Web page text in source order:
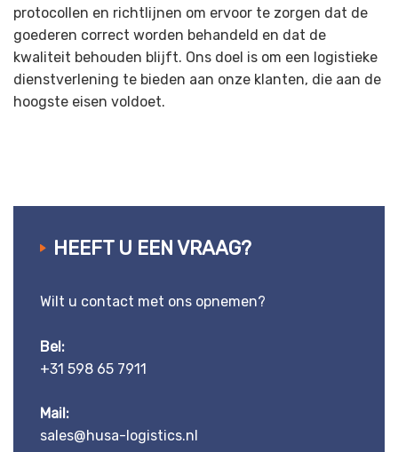
protocollen en richtlijnen om ervoor te zorgen dat de
goederen correct worden behandeld en dat de
kwaliteit behouden blijft. Ons doel is om een logistieke
dienstverlening te bieden aan onze klanten, die aan de
hoogste eisen voldoet.
HEEFT U EEN VRAAG?
Wilt u contact met ons opnemen?
Bel:
+31 598 65 7911
Mail:
sales@husa-logistics.nl